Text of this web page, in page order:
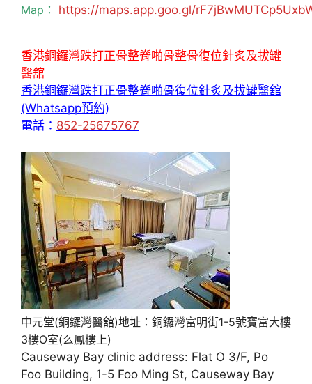
Map： https://maps.app.goo.gl/
香港銅鑼灣跌打正骨整脊啪骨整骨復位針炙及拔罐
醫舘
香港銅鑼灣跌打正骨整脊啪骨復位針炙及拔罐醫舘
(Whatsapp預約)
電話： 852-25675767
中元堂(銅鑼灣醫舘)地址：銅鑼灣富明街1-5號寶富大樓
3樓O室(么鳳樓上)
Causeway Bay clinic address: Flat O 3/F, Po
Foo Building, 1-5 Foo Ming St, Causeway Bay